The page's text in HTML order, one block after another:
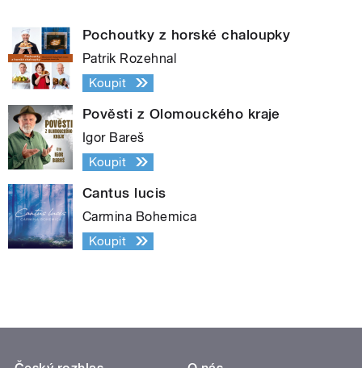
Pochoutky z horské chaloupky
Patrik Rozehnal
Koupit
Pověsti z Olomouckého kraje
Igor Bareš
Koupit
Cantus lucis
Carmina Bohemica
Koupit